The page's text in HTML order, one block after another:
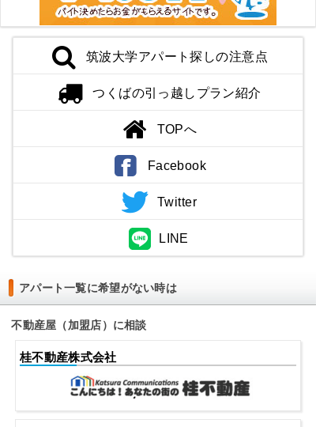
筑波大学アパート探しの注意点
つくばの引っ越しプラン紹介
TOPへ
Facebook
Twitter
LINE
アパート一覧に希望がない時は
不動産屋（加盟店）に相談
桂不動産株式会社